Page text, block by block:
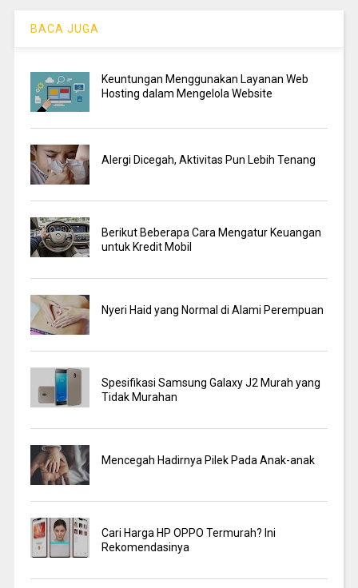
BACA JUGA
Keuntungan Menggunakan Layanan Web
Hosting dalam Mengelola Website
Alergi Dicegah, Aktivitas Pun Lebih Tenang
Berikut Beberapa Cara Mengatur Keuangan
untuk Kredit Mobil
Nyeri Haid yang Normal di Alami Perempuan
Spesifikasi Samsung Galaxy J2 Murah yang
Tidak Murahan
Mencegah Hadirnya Pilek Pada Anak-anak
Cari Harga HP OPPO Termurah? Ini
Rekomendasinya